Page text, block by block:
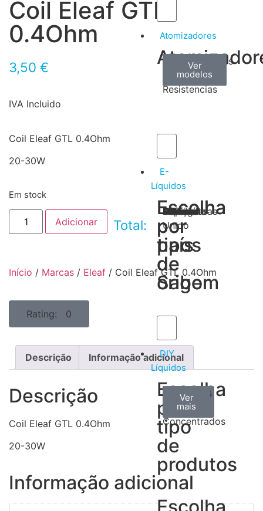
Atomizadores
Claromizadores
Ver
modelos
Reconstruíveis
Ver
modelos
Resistencias
Ver
modelos
E-
Líquidos
Escolha
por
tipos
de
Sabor
Tabaco
Frutas
Bebidas
Frescos
Sobremesas
Escolha
por
país
de
origem
Portugal
Alemanha
USA
Reino
Unido
Canadá
França
Malásia
Filipinas
Espanha
Polónia
Grécia
DIY
Líquidos
Escolha
por
tipo
de
produtos
Aromas
Concentrados
Ver
todos
Bases
Ver
mais
Accesorios
Ver
mais
Coil Eleaf GTL
0.4Ohm
3,50 €
IVA Incluido
Coil Eleaf GTL 0.4Ohm
20-30W
Em stock
Adicionar Total:
Início / Marcas / Eleaf / Coil Eleaf GTL 0.4Ohm
Rating: 0
Descrição Informação adicional
Descrição
Coil Eleaf GTL 0.4Ohm
20-30W
Informação adicional